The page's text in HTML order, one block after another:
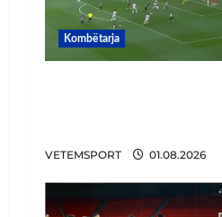
Kombëtarja
VETEMSPORT 01.08.2026